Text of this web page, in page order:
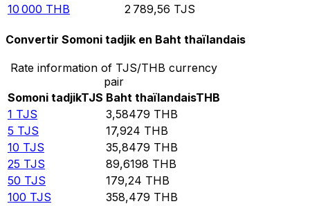
10 000 THB 2 789,56 TJS
Convertir Somoni tadjik en Baht thaïlandais
Rate information of TJS/THB currency
pair
Somoni tadjikTJS Baht thaïlandaisTHB
1 TJS 3,58479 THB
5 TJS 17,924 THB
10 TJS 35,8479 THB
25 TJS 89,6198 THB
50 TJS 179,24 THB
100 TJS 358,479 THB